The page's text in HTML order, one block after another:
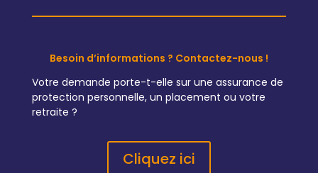
Besoin d’informations ? Contactez-nous !
Votre demande porte-t-elle sur une assurance de
protection personnelle, un placement ou votre
retraite ?
Cliquez ici